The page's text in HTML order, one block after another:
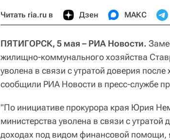
Читать ria.ru в Дзен МАКС
ПЯТИГОРСК, 5 мая – РИА Новости.
жилищно-коммунального хозяйства
уволена в связи с утратой доверия
сообщили РИА Новости в пресс-службе
"По инициативе прокурора края Юрия
министерства уволена в связи с
доходах под видом финансовой помощи,